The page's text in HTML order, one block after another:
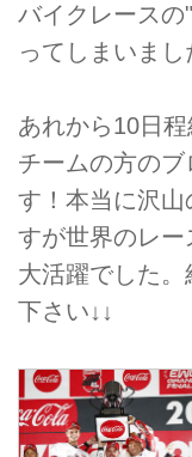
バイクレース
ってしまいま
あれから10日
チームの方のブ
す！本当に沢山
すが世界のレ
大活躍でした
下さい↓↓